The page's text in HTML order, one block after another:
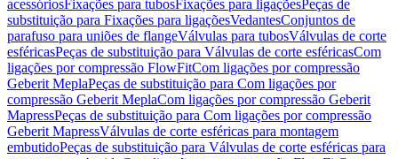
acessóriosFixações para tubosFixações para ligaçõesPeças de
substituição para Fixações para ligaçõesVedantesConjuntos de
parafuso para uniões de flangeVálvulas para tubosVálvulas de corte
esféricasPeças de substituição para Válvulas de corte esféricasCom
ligações por compressão FlowFitCom ligações por compressão
Geberit MeplaPeças de substituição para Com ligações por
compressão Geberit MeplaCom ligações por compressão Geberit
MapressPeças de substituição para Com ligações por compressão
Geberit MapressVálvulas de corte esféricas para montagem
embutidoPeças de substituição para Válvulas de corte esféricas para